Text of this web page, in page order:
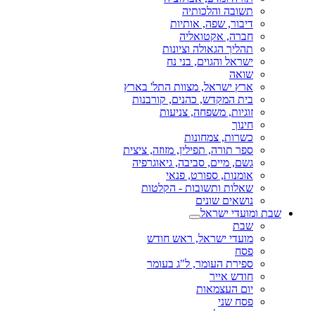
תשובה והלכותיה
דיבור, שפה, אותיות
חברה, אקטואליה
תהליך הגאולה וציונות
ישראל והגוים, בני נח
שואה
ארץ ישראל, מצוות התל' בארץ
בית המקדש, כהנים, קורבנות
זוגיות, משפחה, צניעות
חינוך
כשרות, צמחונות
ספר תורה, תפילין, מזוזה, ציצית
גשם, מיים, סביבה, גיאוגרפיה
אומנות, ספורט, פנאי
שאלות ותשובות - הקלטות
נושאים שונים
שבת ומועדי ישראל
שבת
מועדי ישראל, ראש חודש
פסח
ספירת העומר, ל"ג בעומר
חודש אייר
יום העצמאות
פסח שני